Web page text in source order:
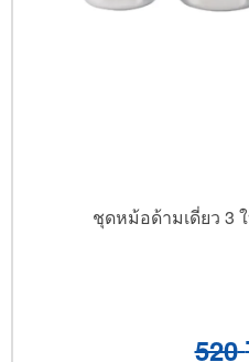
ชุดหม้อด้ามเดี่ยว 3
520